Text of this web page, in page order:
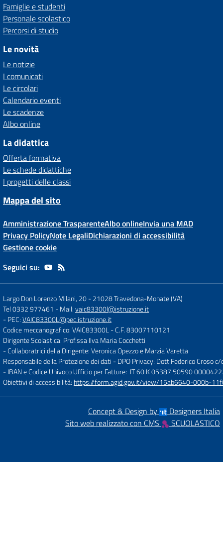
Famiglie e studenti
Personale scolastico
Percorsi di studio
Le novità
Le notizie
I comunicati
Le circolari
Calendario eventi
Le scadenze
Albo online
La didattica
Offerta formativa
Le schede didattiche
I progetti delle classi
Mappa del sito
Amministrazione TrasparenteAlbo onlineInvia una MAD
Privacy PolicyNote LegaliDichiarazioni di accessibilità
Gestione cookie
Seguici su:
Largo Don Lorenzo Milani, 20-21028 Travedona-Monate (VA)
Tel 0332 977461 - Mail:vaic83300l@istruzione.it
- PEC:VAIC83300L@pec.istruzione.it
Codice meccanografico: VAIC83300L- C.F. 83007110121
Dirigente Scolastica: Prof.ssa Ilva Maria Cocchetti
- Collaboratrici della Dirigente: Veronica Opezzo e Marzia Varetta
Responsabile della Protezione dei dati - DPO Privacy: Dott.Federico Croso
- IBAN e Codice Univoco Ufficio per Fatture: IT 60 K 05387 50590
Obiettivi di accessibilità: https://form.agid.gov.it/view/15ab6640-000b-
Concept & Design by
Designers Italia
Sito web realizzato con CMS
SCUOLASTICO